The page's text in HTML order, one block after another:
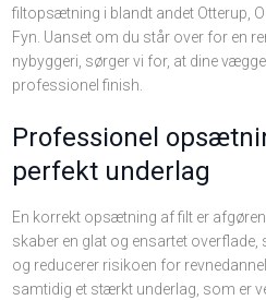
filtopsætning i blandt andet Otterup,
Fyn. Uanset om du står over for en
nybyggeri, sørger vi for, at dine
professionel finish.​
Professionel
perfekt underlag
En korrekt opsætning af filt er
skaber en glat og ensartet
og reducerer risikoen for
samtidig et stærkt underlag, som er